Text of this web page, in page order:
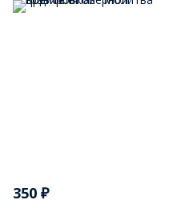
350₽